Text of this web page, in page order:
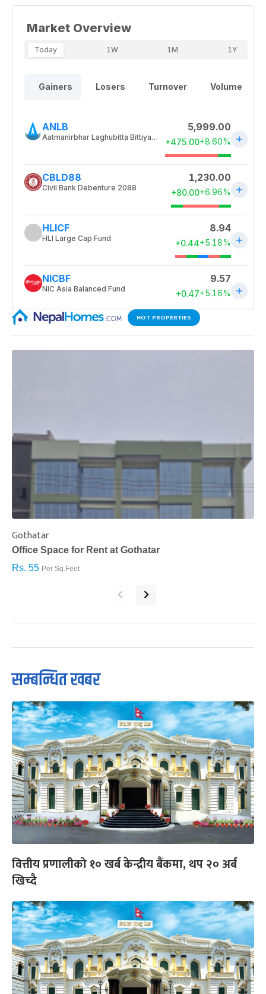
HOT PROPERTIES
Gothatar
Office Space for Rent at Gothatar
Rs. 55 Per Sq.Feet
‹ ›
सम्बन्धित खबर
वित्तीय प्रणालीको १० खर्ब केन्द्रीय बैंकमा, थप २० अर्ब
खिच्दै